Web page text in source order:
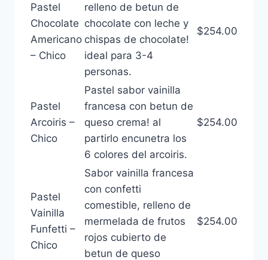
Pastel
Chocolate
Americano
– Chico
relleno de betun de
chocolate con leche y
chispas de chocolate!
ideal para 3-4
personas.
$254.00
Pastel
Arcoiris –
Chico
Pastel sabor vainilla
francesa con betun de
queso crema! al
partirlo encunetra los
6 colores del arcoiris.
$254.00
Pastel
Vainilla
Funfetti –
Chico
Sabor vainilla francesa
con confetti
comestible, relleno de
mermelada de frutos
rojos cubierto de
betun de queso
$254.00